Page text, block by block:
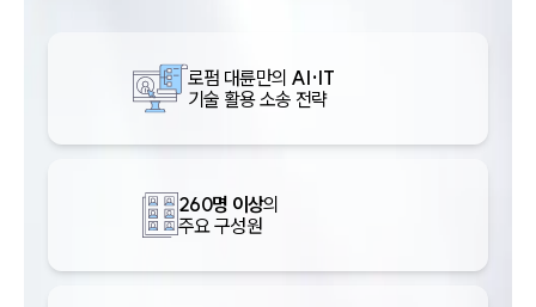
로펌 대륜만의 AI·IT
기술 활용 소송 전략
260명 이상의
주요 구성원